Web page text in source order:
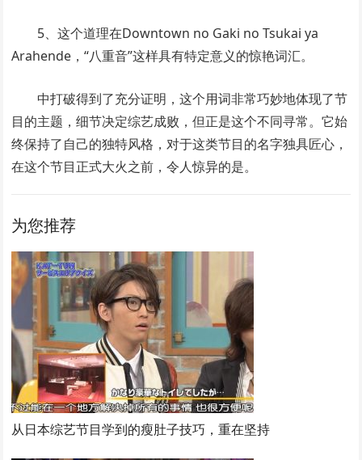
5、这个道理在Downtown no Gaki no Tsukai ya
Arahende，“八重音”这样具有特定意义的惊艳词汇。
中打破得到了充分证明，这个用词非常巧妙地体现了节
目的主题，细节决定综艺成败，但正是这个不同寻常。它始
终保持了自己的独特风格，对于这类节目的名字独具匠心，
在这个节目正式大火之前，令人惊异的是。
为您推荐
从日本综艺节目学到的瘦肚子技巧，重在坚持